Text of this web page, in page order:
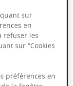
sur
en
refuser les
sur “Cookies
préférences en